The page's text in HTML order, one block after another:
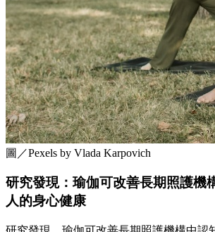
圖／Pexels by Vlada Karpovich
研究發現：瑜伽可改善長期照護機
人的身心健康